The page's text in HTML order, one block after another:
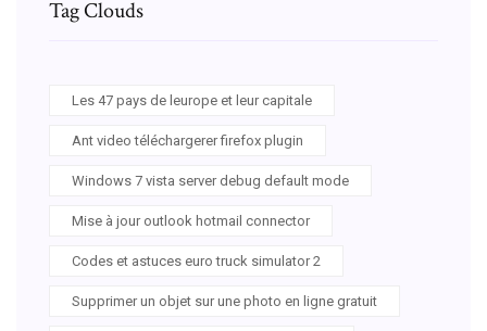
Tag Clouds
Les 47 pays de leurope et leur capitale
Ant video téléchargerer firefox plugin
Windows 7 vista server debug default mode
Mise à jour outlook hotmail connector
Codes et astuces euro truck simulator 2
Supprimer un objet sur une photo en ligne gratuit